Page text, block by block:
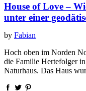
House of Love –
unter einer
by Fabian
Hoch oben im Norden
die Familie Hertefolger
Naturhaus. Das Haus